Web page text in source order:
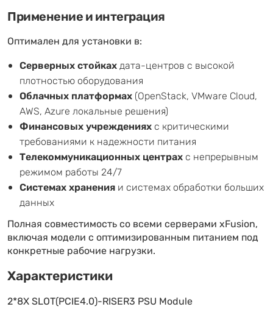
Применение и интеграция
Оптимален для установки в:
Серверных стойкахдата-центров с высокой
плотностью оборудования
Облачных платформах (OpenStack, VMware Cloud,
AWS, Azure локальные решения)
Финансовых учреждениях с критическими
требованиями к надежности питания
Телекоммуникационных центрах с непрерывным
режимом работы 24/7
Системах хранения и системах обработки больших
данных
Полная совместимость со всеми серверами xFusion,
включая модели с оптимизированным питанием под
конкретные рабочие нагрузки.
Характеристики
2*8X SLOT(PCIE4.0)-RISER3 PSU Module